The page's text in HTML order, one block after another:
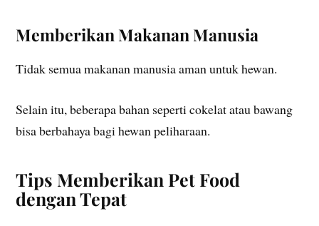
Memberikan Makanan Manusia
Tidak semua makanan manusia aman untuk hewan.
Selain itu, beberapa bahan seperti cokelat atau bawang
bisa berbahaya bagi hewan peliharaan.
Tips Memberikan Pet Food
dengan Tepat